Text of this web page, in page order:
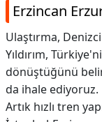
Erzincan
Ulaştırma,
Yıldırım,
dönüştüğünü
da ihale ediyoruz.
Artık hızlı tren